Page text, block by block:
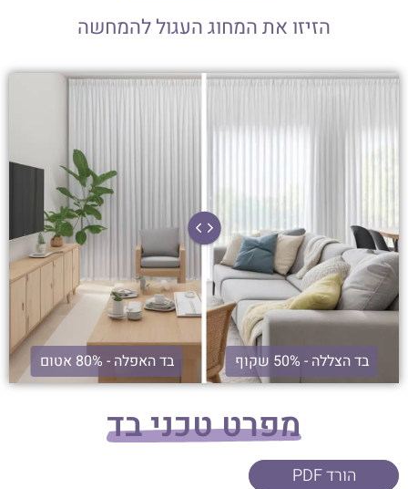
הזיזו את המחוג העגול להמחשה
בד האפלה - 80% אטום בד הצללה - 50% שקוף
מפרט טכני בד
הורד PDF